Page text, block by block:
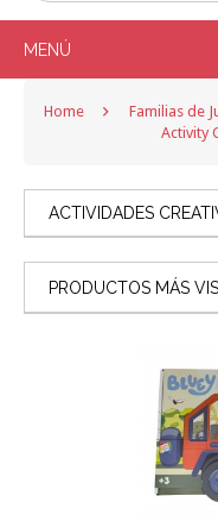
MENÚ
Home Familias de
Activity
ACTIVIDADES
PRODUCTOS MÁS